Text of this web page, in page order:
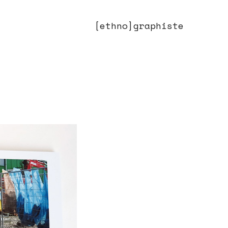
[ethno]graphiste